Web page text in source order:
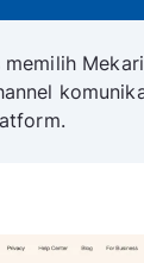
memilih